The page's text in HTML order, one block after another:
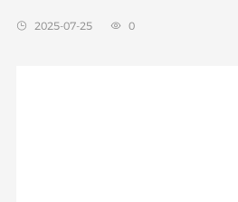
 2025-07-25  0